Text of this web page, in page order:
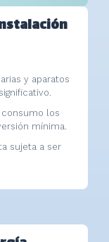
y aparatos
consumo los
mínima.
sujeta a ser